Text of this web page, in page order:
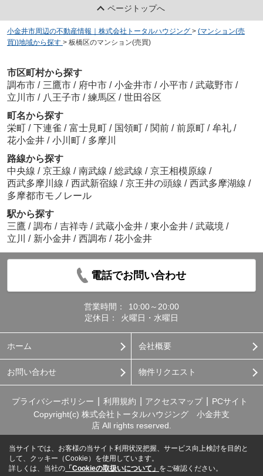
ページトップへ
小金井市周辺の不動産情報｜株式会社トータルハウジング > (マンション(売
買))地域から探す > 板橋区のマンション(売買)
市区町村から探す
調布市 / 三鷹市 / 府中市 / 小金井市 / 小平市 / 武蔵野市 /
立川市 / 八王子市 / 練馬区 / 世田谷区
町名から探す
栄町 / 下連雀 / 富士見町 / 国領町 / 関前 / 前原町 / 牟礼 /
花小金井 / 小川町 / 多摩川
路線から探す
中央線 / 京王線 / 南武線 / 総武線 / 京王相模原線 /
西武多摩川線 / 西武新宿線 / 京王井の頭線 / 西武多摩湖線 /
多摩都市モノレール
駅から探す
三鷹 / 調布 / 吉祥寺 / 武蔵小金井 / 東小金井 / 武蔵境 /
立川
/ 新小金井 / 西調布 / 花小金井
電話でお問い合わせ
営業時間：
10:00～20:00
定休日：
火曜日・水曜日
ホーム 会社概要
お問い合わせ 物件リクエスト
プライバシーポリシー 利用規約 アクセスマップ
PCサイト
Copyright(c) 株式会社トータルハウジング 小金井支
店 All rights reserved.
当サイトでは、お客様の当サイト利用状況把握、サービス向上検討を目的と
して、クッキー（Cookie）を使用しています。
詳しくは、当社の 「Cookieの取扱いについて」 をご確認ください。